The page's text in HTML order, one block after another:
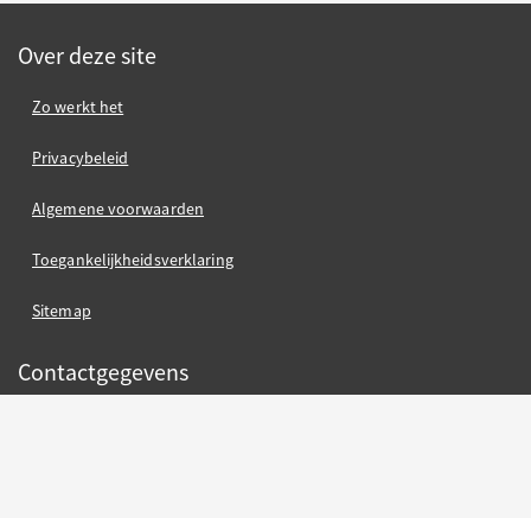
Over deze site
Zo werkt het
Privacybeleid
Algemene voorwaarden
Toegankelijkheidsverklaring
Sitemap
Contactgegevens